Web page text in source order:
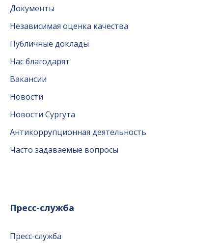
Документы
Независимая оценка качества
Публичные доклады
Нас благодарят
Вакансии
Новости
Новости Сургута
Антикоррупционная деятельность
Часто задаваемые вопросы
Пресс-служба
Пресс-служба